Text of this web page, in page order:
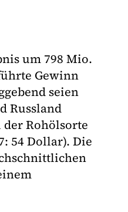
um 798 Mio.
Gewinn
seien
Russland
der Rohölsorte
54 Dollar). Die